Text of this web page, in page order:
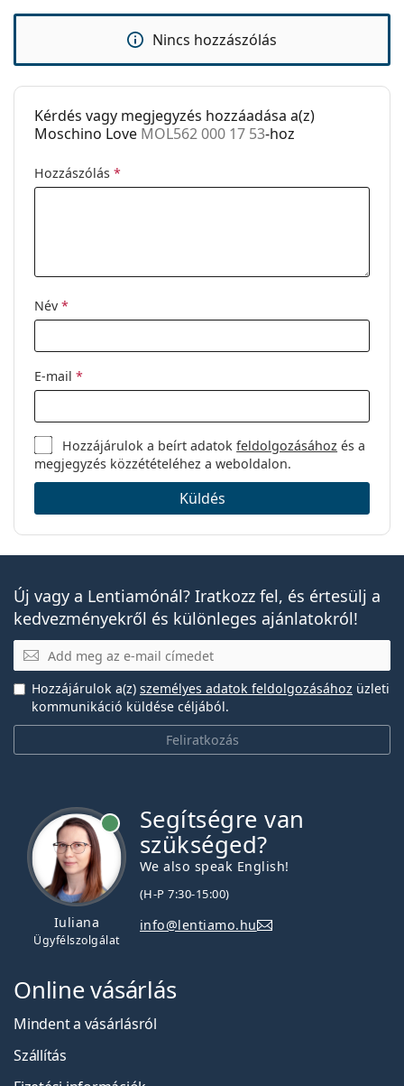
Tok:
Igen
Tisztítókendő:
Igen
Egyéb
Kategória:
Nincs hozzászólás
Kérdés vagy megjegyzés hozzáadása a(z)
Moschino Love MOL562 000 17 53-hoz
Hozzászólás *
Név *
E-mail *
Hozzájárulok a beírt adatokfeldolgozásához és a
megjegyzés közzétételéhez a weboldalon.
Küldés
Új vagy a Lentiamónál? Iratkozz fel, és értesülj a
kedvezményekről és különleges ajánlatokról!
E-mail
Feliratkozás
Hozzájárulok a(z) személyes adatok feldolgozásához üzleti
kommunikáció küldése céljából.
Iuliana
Ügyfélszolgálat
Segítségre van
szükséged?
We also speak English!
(H-P 7:30-15:00)
info@lentiamo.hu
Online vásárlás
Mindent a vásárlásról
Szállítás